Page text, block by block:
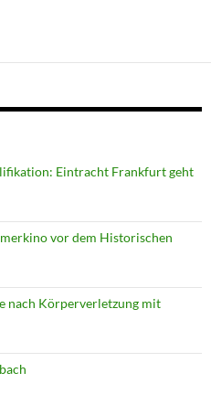
Eintracht Frankfurt geht
vor dem Historischen
nach Körperverletzung mit